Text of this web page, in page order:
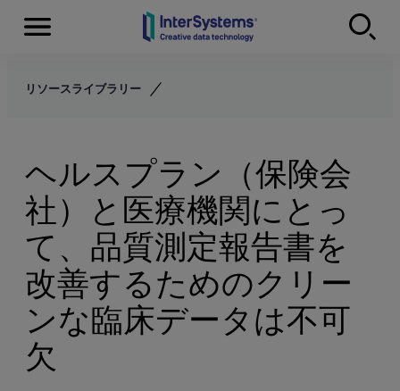
Skip to content
Menu
リソースライブラリー
ヘルスプラン（保険会
社）と医療機関にとっ
て、品質測定報告書を
改善するためのクリー
ンな臨床データは不可
欠